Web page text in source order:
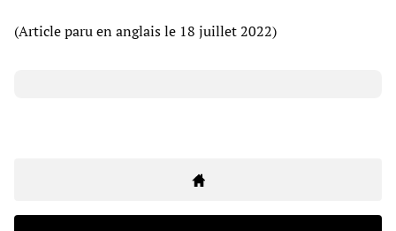
(Article paru en anglais le 18 juillet 2022)